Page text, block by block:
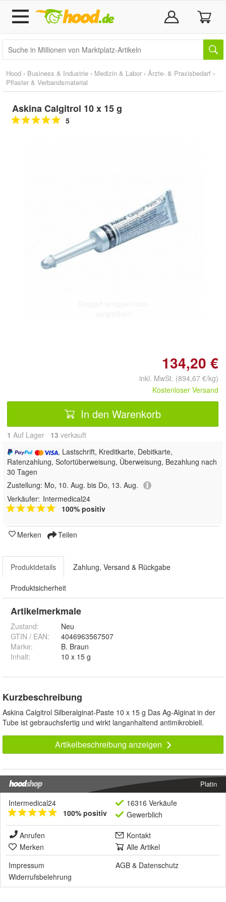
Hood › Business & Industrie › Medizin & Labor › Ärzte- & Praxisbedarf ›
Pflaster & Verbandsmaterial
Askina Calgitrol 10 x 15 g
5
134,20 €
inkl. MwSt. (894,67 €/kg)
Kostenloser Versand
In den Warenkorb
1 Auf Lager 13 verkauft
, Lastschrift, Kreditkarte, Debitkarte,
Ratenzahlung, Sofortüberweisung, Überweisung, Bezahlung nach
30 Tagen
Zustellung: Mo, 10. Aug. bis Do, 13. Aug.
Verkäufer: Intermedical24
100% positiv
Merken Teilen
Produktdetails Zahlung, Versand & Rückgabe
Produktsicherheit
Artikelmerkmale
Zustand:
Neu
GTIN / EAN:
4046963567507
Marke:
B. Braun
Inhalt: 10 x 15 g
Kurzbeschreibung
Askina Calgitrol Silberalginat-Paste 10 x 15 g Das Ag-Alginat in der
Tube ist gebrauchsfertig und wirkt langanhaltend antimikrobiell.
Artikelbeschreibung anzeigen
Platin
Intermedical24
100% positiv
16316 Verkäufe
Gewerblich
Anrufen
Kontakt
Merken
Alle Artikel
Impressum
AGB & Datenschutz
Widerrufsbelehrung